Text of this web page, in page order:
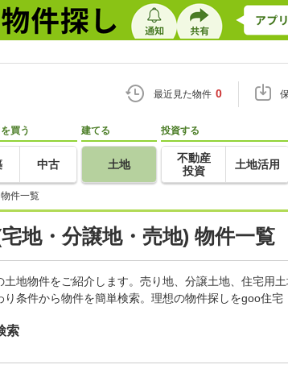
最近見た物件 0
買う
中古
建てる
土地
投資する
不動産
投資
土地活用
件一覧
地・分譲地・売地) 物件一覧
地物件をご紹介します。売り地、分譲土地、住宅用
条件から物件を簡単検索。理想の物件探しをgoo住宅
索